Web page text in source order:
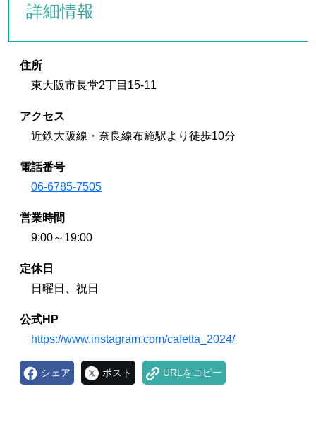
詳細情報
住所
東大阪市長堂2丁目15-11
アクセス
近鉄大阪線・奈良線布施駅より徒歩10分
電話番号
06-6785-7505
営業時間
9:00～19:00
定休日
日曜日、祝日
公式HP
https://www.instagram.com/cafetta_2024/
シェア ポスト URLをコピー